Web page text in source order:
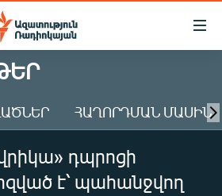
ՀԱՂՈՐԴՄԱՆ ՄԱՍԻՆ
դպրոցի
է՝ պահանջվող